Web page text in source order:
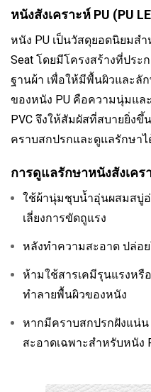
หนังสังเคราะห์ PU (PU
หนัง PU เป็นวัสดุยอดนิยมสำ
Seat โดยมีโครงสร้างที่ปร
ฐานผ้า เพื่อให้มีพื้นผิวและลั
ของหนัง PU คือความนุ่มแล
PVC จึงให้สัมผัสที่สบายยิ่
คราบสกปรกและดูแลรักษาไ
การดูแลรักษาหนังสังเคร
ใช้ผ้านุ่มชุบน้ำอุ่นผสมสบู่อ่
เลี่ยงการขัดถูแรง
หลังทำความสะอาด ปล่อ
ห้ามใช้สารเคมีรุนแรงหรื
ทำลายพื้นผิวของหนัง
หากมีคราบสกปรกฝังแน่
สะอาดเฉพาะสำหรับหนัง